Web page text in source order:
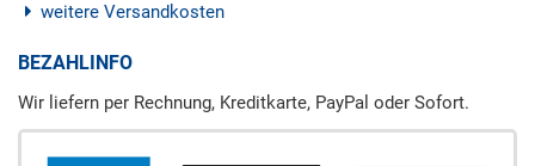
weitere Versandkosten
BEZAHLINFO
Wir liefern per Rechnung, Kreditkarte, PayPal oder Sofort.